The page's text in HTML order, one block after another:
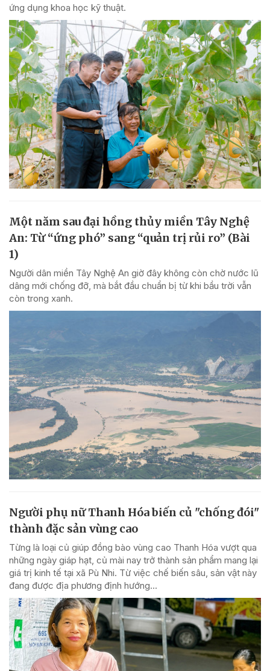
ứng dụng khoa học kỹ thuật.
Một năm sau đại hồng thủy miền Tây Nghệ
An: Từ “ứng phó” sang “quản trị rủi ro” (Bài
1)
Người dân miền Tây Nghệ An giờ đây không còn chờ nước lũ
dâng mới chống đỡ, mà bắt đầu chuẩn bị từ khi bầu trời vẫn
còn trong xanh.
Người phụ nữ Thanh Hóa biến củ "chống đói"
thành đặc sản vùng cao
Từng là loại củ giúp đồng bào vùng cao Thanh Hóa vượt qua
những ngày giáp hạt, củ mài nay trở thành sản phẩm mang lại
giá trị kinh tế tại xã Pù Nhi. Từ việc chế biến sâu, sản vật này
đang được địa phương định hướng...